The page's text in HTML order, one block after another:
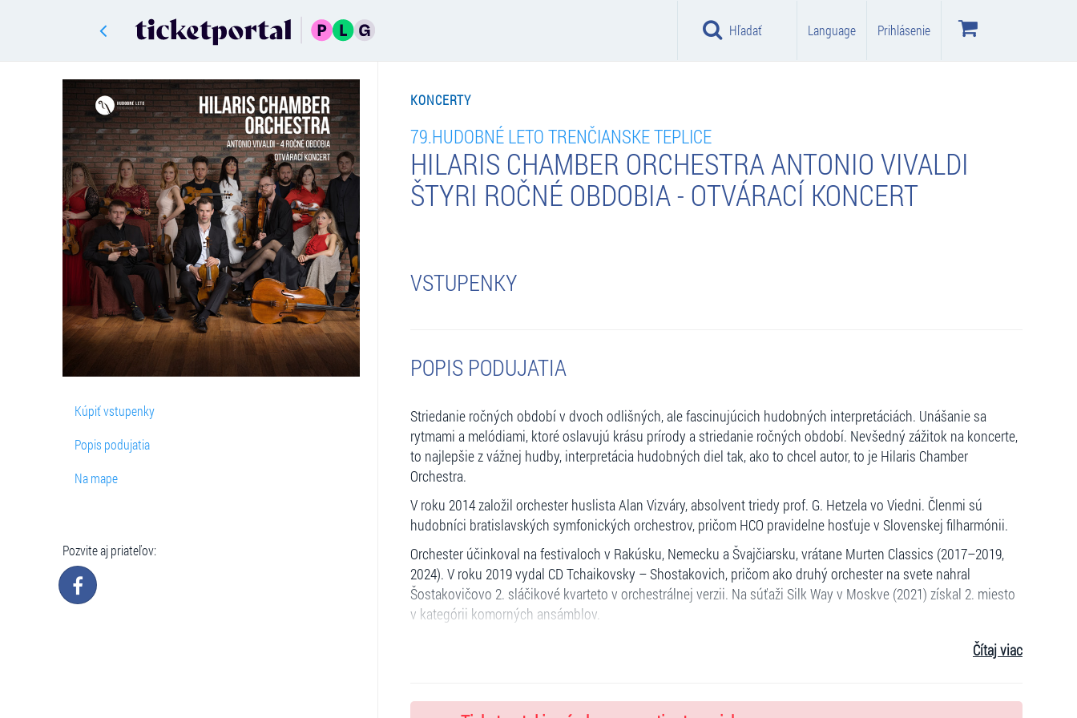
Hľadať Language Prihlásenie
Kúpiť vstupenky
Popis podujatia
Na mape
Pozvite aj priateľov:
KONCERTY
79.HUDOBNÉ LETO TRENČIANSKE TEPLICE
HILARIS CHAMBER ORCHESTRA ANTONIO VIVALDI
ŠTYRI ROČNÉ OBDOBIA - OTVÁRACÍ KONCERT
VSTUPENKY
POPIS PODUJATIA
Striedanie ročných období v dvoch odlišných, ale fascinujúcich hudobných interpretáciách. Unášanie sa
rytmami a melódiami, ktoré oslavujú krásu prírody a striedanie ročných období. Nevšedný zážitok na koncerte,
to najlepšie z vážnej hudby, interpretácia hudobných diel tak, ako to chcel autor, to je Hilaris Chamber
Orchestra.
V roku 2014 založil orchester huslista Alan Vizváry, absolvent triedy prof. G. Hetzela vo Viedni. Členmi sú
hudobníci bratislavských symfonických orchestrov, pričom HCO pravidelne hosťuje v Slovenskej filharmónii.
Orchester účinkoval na festivaloch v Rakúsku, Nemecku a Švajčiarsku, vrátane Murten Classics (2017–2019,
2024). V roku 2019 vydal CD Tchaikovsky – Shostakovich, pričom ako druhý orchester na svete nahral
Šostakovičovo 2. sláčikové kvarteto v orchestrálnej verzii. Na súťaži Silk Way v Moskve (2021) získal 2. miesto
v kategórii komorných ansámblov.
Počas pandémie usporiadal online koncerty s Tiborom Kováčom (Wiener Philharmoniker) a program Piazzolla
– Chick Corea s Eugenom a Robertom Vizváriovcami. V roku 2023 nahral LP Libertango s huslistkou Rusandou
V roku 2024 vystúpil na festivale Konvergencie, kde zorganizoval Koncert na pamiatku holokaustu, účinkoval
Čítaj viac